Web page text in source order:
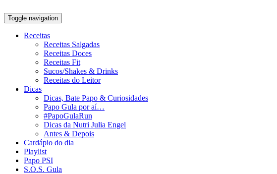
Toggle navigation
Receitas
Receitas Salgadas
Receitas Doces
Receitas Fit
Sucos/Shakes & Drinks
Receitas do Leitor
Dicas
Dicas, Bate Papo & Curiosidades
Papo Gula por aí…
#PapoGulaRun
Dicas da Nutri Julia Engel
Antes & Depois
Cardápio do dia
Playlist
Papo PSI
S.O.S. Gula